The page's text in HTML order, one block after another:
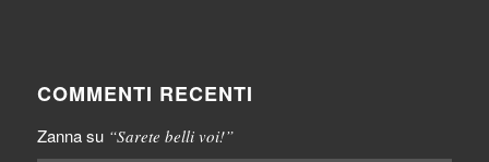
COMMENTI RECENTI
Zannasu “Sarete belli voi!”